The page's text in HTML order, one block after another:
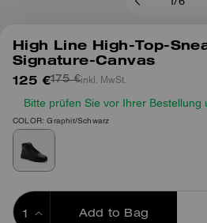
/6
High Line High-Top-
Signature-Canvas
125 €175 €inkl. MwSt.
Bitte prüfen Sie vor Ihrer
COLOR: Graphit/Schwarz
Add to Bag